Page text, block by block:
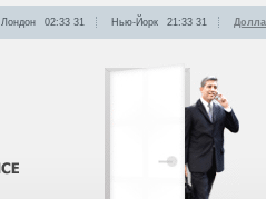
Лондон 02:33 31 Нью-Йорк 21:33 31